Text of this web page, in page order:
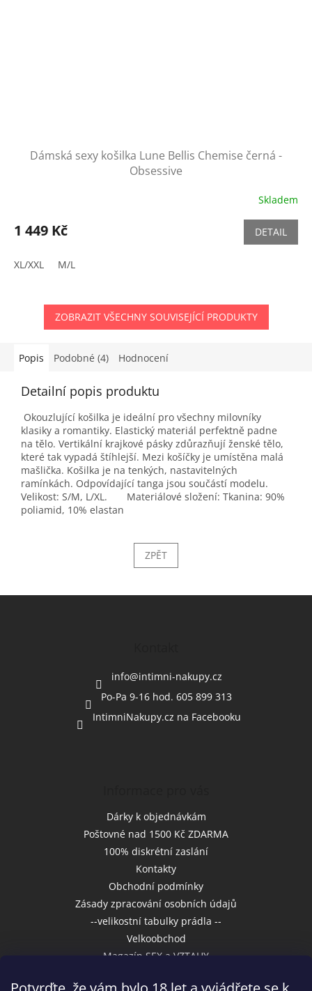
Dámská sexy košilka Lune Bellis Chemise černá -
Obsessive
Skladem
1 449 Kč DETAIL
XL/XXL M/L
ZOBRAZIT VŠECHNY SOUVISEJÍCÍ PRODUKTY
Popis Podobné (4) Hodnocení
Detailní popis produktu
Okouzlující košilka je ideální pro všechny milovníky
klasiky a romantiky. Elastický materiál perfektně padne
na tělo. Vertikální krajkové pásky zdůrazňují ženské tělo,
které tak vypadá štíhlejší. Mezi košíčky je umístěna malá
mašlička. Košilka je na tenkých, nastavitelných
ramínkách. Odpovídající tanga jsou součástí modelu.
Velikost: S/M, L/XL. Materiálové složení: Tkanina: 90%
poliamid, 10% elastan
ZPĚT
info@intimni-nakupy.cz
Po-Pa 9-16 hod. 605 899 313
IntimniNakupy.cz na Facebooku
Dárky k objednávkám
Poštovné nad 1500 Kč ZDARMA
100% diskrétní zaslání
Kontakty
Obchodní podmínky
Zásady zpracování osobních údajů
--velikostní tabulky prádla --
Velkoobchod
Magazín SEX a VZTAHY